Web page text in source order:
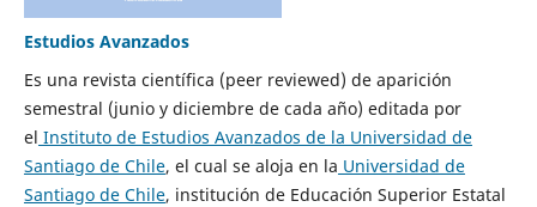
Estudios Avanzados
Es una revista científica (peer reviewed) de aparición
semestral (junio y diciembre de cada año) editada por
el Instituto de Estudios Avanzados de la Universidad de
Santiago de Chile, el cual se aloja en la Universidad de
Santiago de Chile, institución de Educación Superior Estatal